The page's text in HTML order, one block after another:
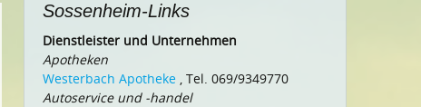
Sossenheim-Links
Dienstleister und Unternehmen
Apotheken
Westerbach Apotheke , Tel. 069/9349770
Autoservice und -handel